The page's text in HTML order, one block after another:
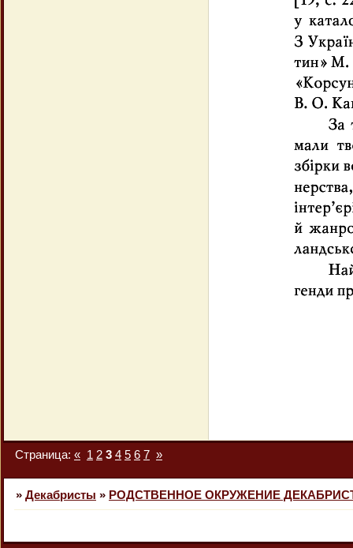
Страница: « 1 2 3 4 5 6 7 »
» Декабристы » РОДСТВЕННОЕ ОКРУЖЕНИЕ